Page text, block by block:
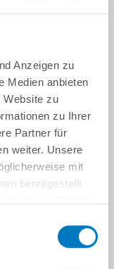
Anzeigen zu
Medien anbieten
Website zu
zu Ihrer
Partner für
weiter. Unsere
mit
bereitgestellt